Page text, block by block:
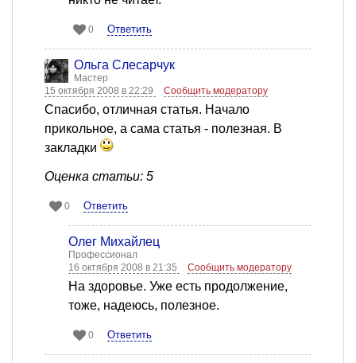
0 Ответить
Ольга Слесарчук
Мастер
15 октября 2008 в 22:29
Сообщить модератору
Спасибо, отличная статья. Начало
прикольное, а сама статья - полезная. В
закладки
Оценка статьи: 5
0 Ответить
Олег Михайлец
Профессионал
16 октября 2008 в 21:35
Сообщить модератору
На здоровье. Уже есть продолжение,
тоже, надеюсь, полезное.
0 Ответить